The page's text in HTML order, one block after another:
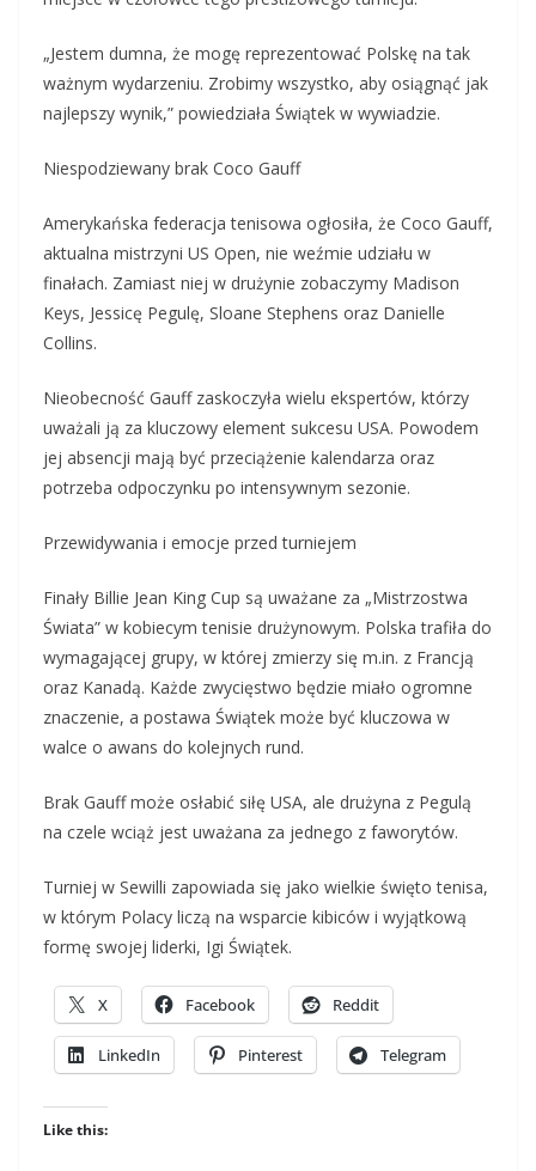
„Jestem dumna, że mogę reprezentować Polskę na tak
ważnym wydarzeniu. Zrobimy wszystko, aby osiągnąć jak
najlepszy wynik,” powiedziała Świątek w wywiadzie.
Niespodziewany brak Coco Gauff
Amerykańska federacja tenisowa ogłosiła, że Coco Gauff,
aktualna mistrzyni US Open, nie weźmie udziału w
finałach. Zamiast niej w drużynie zobaczymy Madison
Keys, Jessicę Pegulę, Sloane Stephens oraz Danielle
Collins.
Nieobecność Gauff zaskoczyła wielu ekspertów, którzy
uważali ją za kluczowy element sukcesu USA. Powodem
jej absencji mają być przeciążenie kalendarza oraz
potrzeba odpoczynku po intensywnym sezonie.
Przewidywania i emocje przed turniejem
Finały Billie Jean King Cup są uważane za „Mistrzostwa
Świata” w kobiecym tenisie drużynowym. Polska trafiła do
wymagającej grupy, w której zmierzy się m.in. z Francją
oraz Kanadą. Każde zwycięstwo będzie miało ogromne
znaczenie, a postawa Świątek może być kluczowa w
walce o awans do kolejnych rund.
Brak Gauff może osłabić siłę USA, ale drużyna z Pegulą
na czele wciąż jest uważana za jednego z faworytów.
Turniej w Sewilli zapowiada się jako wielkie święto tenisa,
w którym Polacy liczą na wsparcie kibiców i wyjątkową
formę swojej liderki, Igi Świątek.
X Facebook Reddit
LinkedIn Pinterest Telegram
Like this: